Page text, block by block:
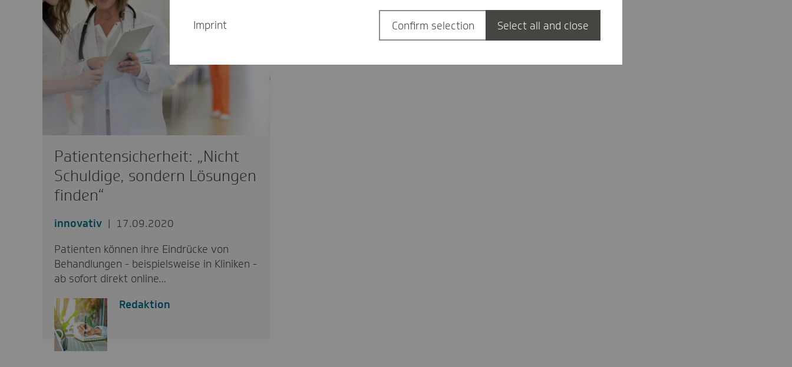
Patientensicherheit: „Nicht
Schuldige, sondern Lösungen
finden“
innovativ
17.09.2020
Patienten können ihre Eindrücke von
Behandlungen - beispielsweise in Kliniken -
ab sofort direkt online…
Redaktion
Imprint Confirm selection Select all and close